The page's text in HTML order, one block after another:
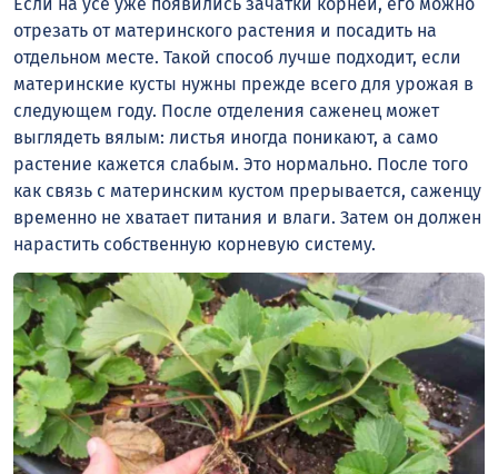
отрезать от материнского растения и посадить на
отдельном месте. Такой способ лучше подходит, если
материнские кусты нужны прежде всего для урожая в
следующем году. После отделения саженец может
выглядеть вялым: листья иногда поникают, а само
растение кажется слабым. Это нормально. После того
как связь с материнским кустом прерывается, саженцу
временно не хватает питания и влаги. Затем он должен
нарастить собственную корневую систему.